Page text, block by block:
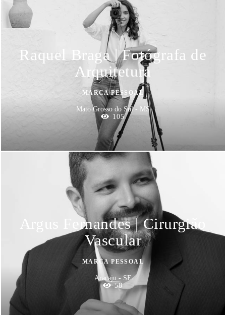
Raquel Braga | Fotógrafa de
Arquitetura
MARCA PESSOAL
Mato Grosso do Sul - MS
105
Argus Fernandes | Cirurgião
Vascular
MARCA PESSOAL
Aracaju - SE
58